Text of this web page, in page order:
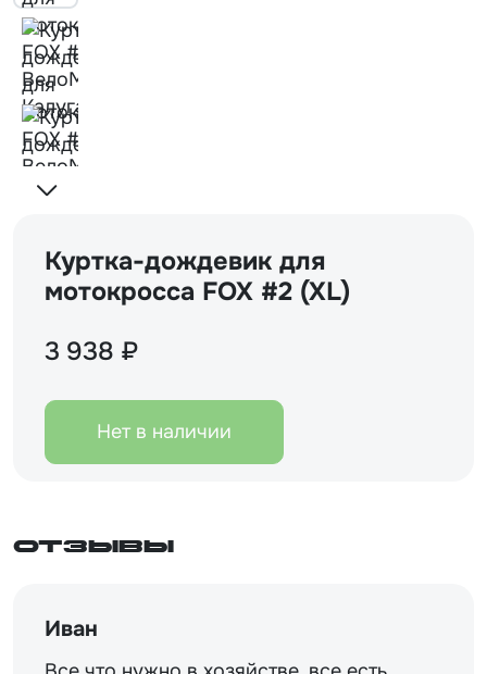
Куртка-дождевик для
мотокросса FOX #2 (XL)
3 938 ₽
Нет в наличии
Отзывы
Иван